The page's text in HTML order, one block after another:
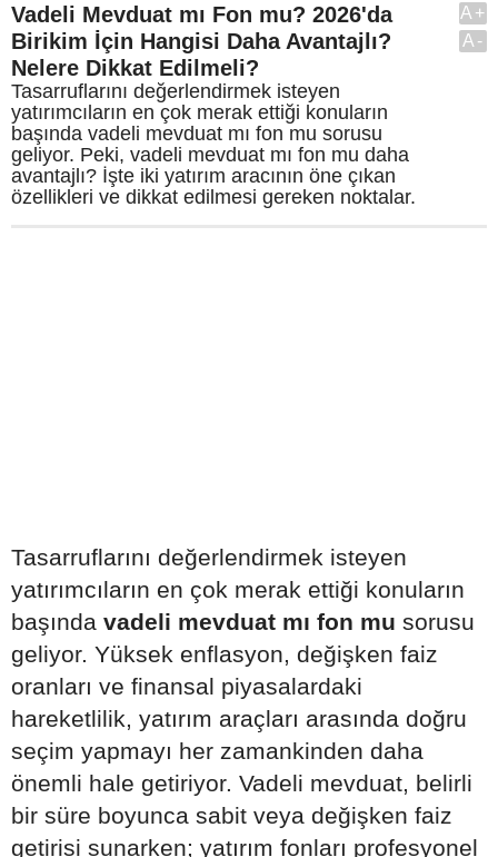
Vadeli Mevduat mı Fon mu? 2026'da
Birikim İçin Hangisi Daha Avantajlı?
Nelere Dikkat Edilmeli?
Tasarruflarını değerlendirmek isteyen
yatırımcıların en çok merak ettiği konuların
başında vadeli mevduat mı fon mu sorusu
geliyor. Peki, vadeli mevduat mı fon mu daha
avantajlı? İşte iki yatırım aracının öne çıkan
özellikleri ve dikkat edilmesi gereken noktalar.
A+
A-
Tasarruflarını değerlendirmek isteyen
yatırımcıların en çok merak ettiği konuların
başında vadeli mevduat mı fon mu sorusu
geliyor. Yüksek enflasyon, değişken faiz
oranları ve finansal piyasalardaki
hareketlilik, yatırım araçları arasında doğru
seçim yapmayı her zamankinden daha
önemli hale getiriyor. Vadeli mevduat, belirli
bir süre boyunca sabit veya değişken faiz
getirisi sunarken; yatırım fonları profesyonel